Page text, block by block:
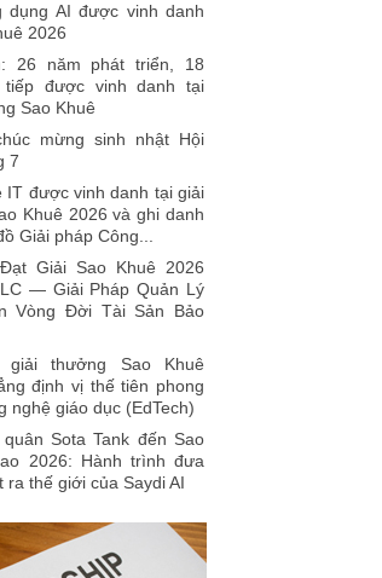
dụng AI được vinh danh
2026
26 năm phát triển, 18
tiếp được vinh danh tại
Sao Khuê
mừng sinh nhật Hội
7
IT được vinh danh tại giải
Khuê 2026 và ghi danh
Giải pháp Công...
Giải Sao Khuê 2026
— Giải Pháp Quản Lý
Vòng Đời Tài Sản Bảo
giải thưởng Sao Khuê
định vị thế tiên phong
nghệ giáo dục (EdTech)
Sota Tank đến Sao
2026: Hành trình đưa
ra thế giới của Saydi AI
và hành trình chinh
thưởng Sao Khuê 2026